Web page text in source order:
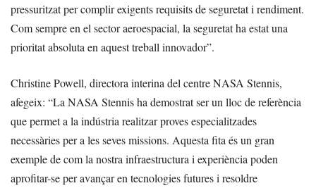
pressuritzat per complir exigents requisits de seguretat i rendiment.
Com sempre en el sector aeroespacial, la seguretat ha estat una
prioritat absoluta en aquest treball innovador”.
Christine Powell, directora interina del centre NASA Stennis,
afegeix: “La NASA Stennis ha demostrat ser un lloc de referència
que permet a la indústria realitzar proves especialitzades
necessàries per a les seves missions. Aquesta fita és un gran
exemple de com la nostra infraestructura i experiència poden
aprofitar-se per avançar en tecnologies futures i resoldre